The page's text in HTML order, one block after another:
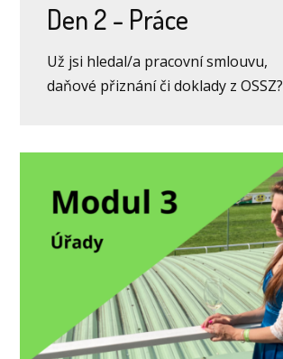
Den 2 - Práce
Už jsi hledal/a pracovní smlouvu,
daňové přiznání či doklady z OSSZ?